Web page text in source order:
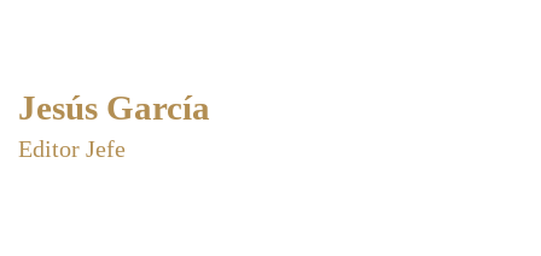
Jesús García
Editor Jefe